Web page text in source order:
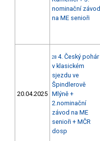
nominační závod
na ME senioři
20.04.2025
28 4. Český pohár
v klasickém
sjezdu ve
Špindlerově
Mlýně +
2.nominační
závod na ME
senioři + MČR
dosp